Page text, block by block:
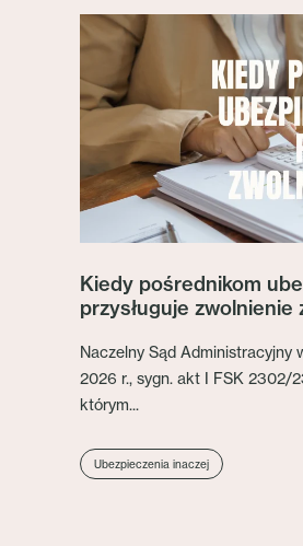
Kiedy pośrednikom
przysługuje zwolnienie
Naczelny Sąd Administracyjny
2026 r., sygn. akt I FSK 2302/
którym...
Ubezpieczenia inaczej